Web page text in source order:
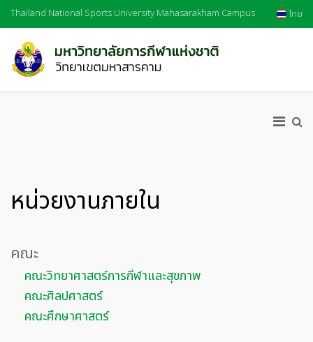
Thailand National Sports University Mahasarakham Campus ไทย
หน่วยงานภายใน
คณะ
คณะวิทยาศาสตร์การกีฬาและสุขภาพ
คณะศิลปศาสตร์
คณะศึกษาศาสตร์